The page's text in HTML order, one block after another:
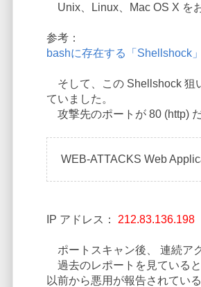
Unix、Linux、Mac OS X を
参考：
bashに存在する「Shellshock
そして、この Shellshock 狙
ていました。
攻撃先のポートが 80 (http)
WEB-ATTACKS Web
IP アドレス： 212.83.136.198
ポートスキャン後、 連続ア
過去のレポートを見ている
以前から悪用が報告されている